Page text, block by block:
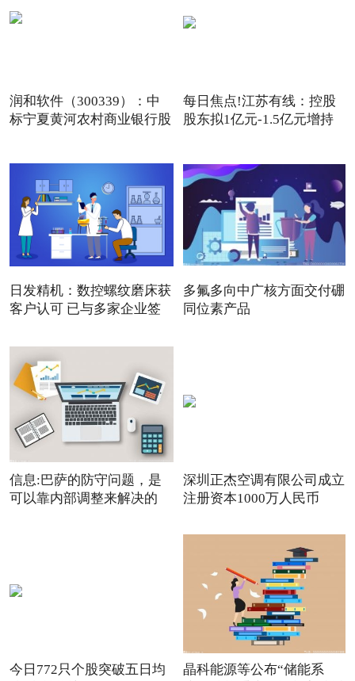
润和软件（300339）：中
标宁夏黄河农村商业银行股
每日焦点!江苏有线：控股
股东拟1亿元-1.5亿元增持
日发精机：数控螺纹磨床获
客户认可 已与多家企业签
多氟多向中广核方面交付硼
同位素产品
信息:巴萨的防守问题，是
可以靠内部调整来解决的
深圳正杰空调有限公司成立
注册资本1000万人民币
今日772只个股突破五日均
晶科能源等公布“储能系